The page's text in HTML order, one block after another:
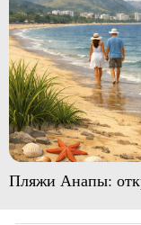
Пляжи Анапы: